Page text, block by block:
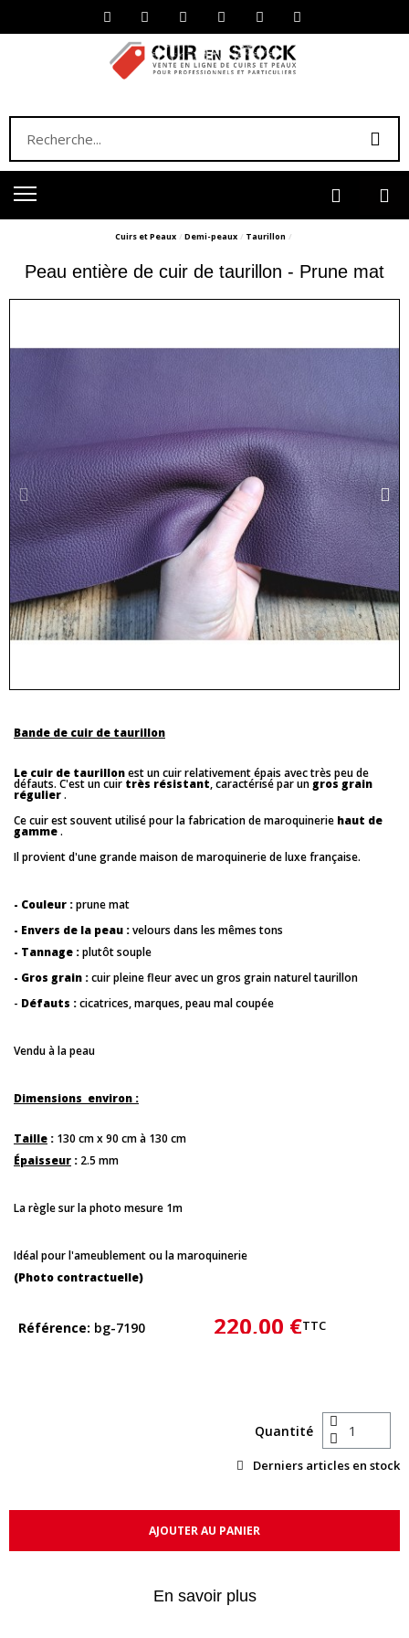
Cuirs et Peaux Demi-peaux Taurillon
Peau entière de cuir de taurillon - Prune mat
Bande de cuir de taurillon
Le cuir de taurillonest un cuir relativement épais avec très peu de
défauts. C'est un cuir très résistant, caractérisé par un gros grain
régulier.
Ce cuir est souvent utilisé pour la fabrication de maroquinerie haut de
gamme.
Il provient d'une grande maison de maroquinerie de luxe française.
- Couleur :prune mat
- Envers de la peau :velours dans les mêmes tons
- Tannage :plutôt souple
- Gros grain :cuir pleine fleur avec un gros grain naturel taurillon
- Défauts :cicatrices, marques, peau mal coupée
Vendu à la peau
Dimensions environ :
Taille : 130 cm x 90 cm à 130 cm
Épaisseur : 2.5 mm
La règle sur la photo mesure 1m
Idéal pour l'ameublement ou la maroquinerie
(Photo contractuelle)
Référence bg-7190 220,00 €TTC
Quantité
Derniers articles en stock
AJOUTER AU PANIER
En savoir plus